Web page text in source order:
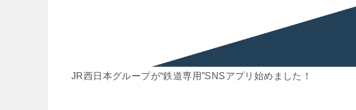
JR西日本グループが“鉄道専用”SNSアプリ始めました！